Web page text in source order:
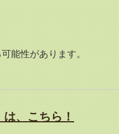
能性があります。
、こちら！